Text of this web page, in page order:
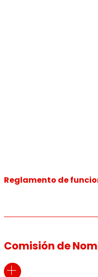
Reglamento de
Comisión de